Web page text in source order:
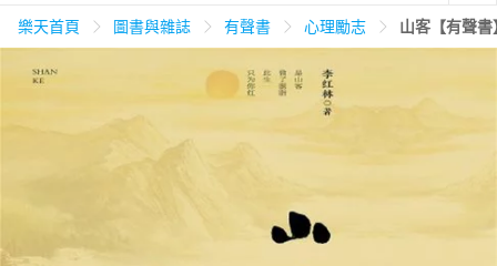
美食蛋糕 養生保健
樂天首頁 圖書與雜誌 有聲書 心理勵志 山客【有聲書